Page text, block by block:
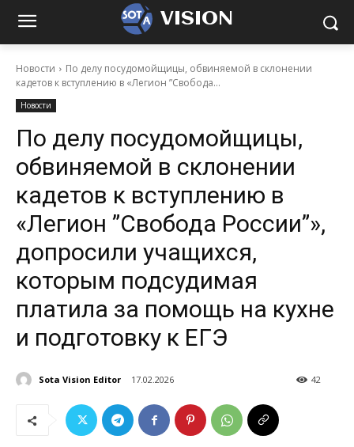
VISION
Новости
По делу посудомойщицы, обвиняемой в склонении
кадетов к вступлению в «Легион ”Свобода...
Новости
По делу посудомойщицы,
обвиняемой в склонении
кадетов к вступлению в
«Легион ”Свобода России”»,
допросили учащихся,
которым подсудимая
платила за помощь на кухне
и подготовку к ЕГЭ
Sota Vision Editor 17.02.2026 42